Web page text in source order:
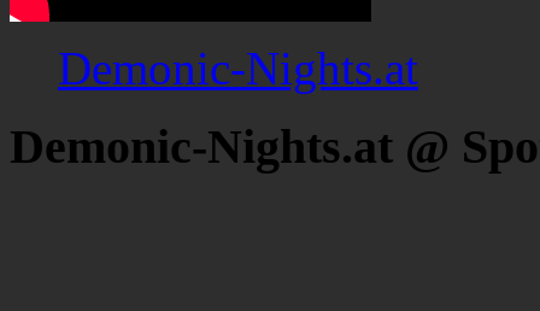
Demonic-Nights.at
Demonic-Nights.at @